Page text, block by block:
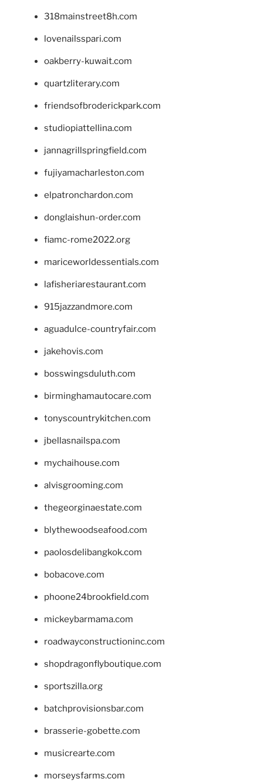
318mainstreet8h.com
lovenailsspari.com
oakberry-kuwait.com
quartzliterary.com
friendsofbroderickpark.com
studiopiattellina.com
jannagrillspringfield.com
fujiyamacharleston.com
elpatronchardon.com
donglaishun-order.com
fiamc-rome2022.org
mariceworldessentials.com
lafisheriarestaurant.com
915jazzandmore.com
aguadulce-countryfair.com
jakehovis.com
bosswingsduluth.com
birminghamautocare.com
tonyscountrykitchen.com
jbellasnailspa.com
mychaihouse.com
alvisgrooming.com
thegeorginaestate.com
blythewoodseafood.com
paolosdelibangkok.com
bobacove.com
phoone24brookfield.com
mickeybarmama.com
roadwayconstructioninc.com
shopdragonflyboutique.com
sportszilla.org
batchprovisionsbar.com
brasserie-gobette.com
musicrearte.com
morseysfarms.com